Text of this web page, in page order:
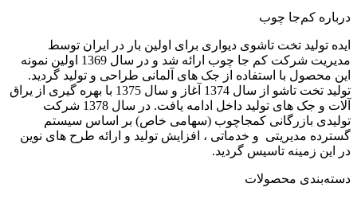
درباره کم‌جا چوب
ایده تولید تخت تاشوی دیواری برای اولین بار در ایران توسط
مدیریت شرکت کم جا چوب ارائه شد و در سال 1369 اولین نمونه
این محصول با استفاده از جک های آلمانی طراحی و تولید گردید.
تولید تخت تاشو از سال 1374 آغاز و سال 1375 با بهره گیری از یراق
آلات و جک های تولید داخل ادامه یافت. در سال 1378 شرکت
تولیدی بازرگانی کمجاچوب (سهامی خاص) بر اساس سیستم
گسترده مدیریتی و خدماتی ، افزایش تولید و ارائه طرح های نوین
در این زمینه تاسیس گردید.
دسته‌بندی محصولات